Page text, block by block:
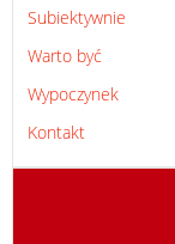
Subiektywnie
Warto być
Wypoczynek
Kontakt